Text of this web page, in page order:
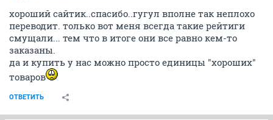
хороший сайтик..спасибо..гугул вполне так неплохо
переводит. только вот меня всегда такие рейтиги
смущали... тем что в итоге они все равно кем-то
заказаны.
да и купить у нас можно просто единицы "хороших"
товаров
ОТВЕТИТЬ